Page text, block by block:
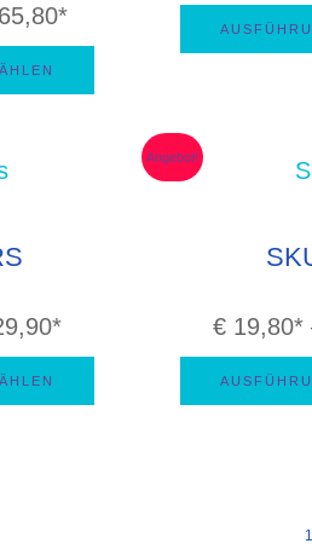
Preisspanne:
€ 55,80
Preisspanne:
€ 19,80
Angebot!
€19,80
1